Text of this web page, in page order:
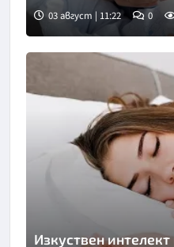
03 август | 11:22 0
Изкуствен